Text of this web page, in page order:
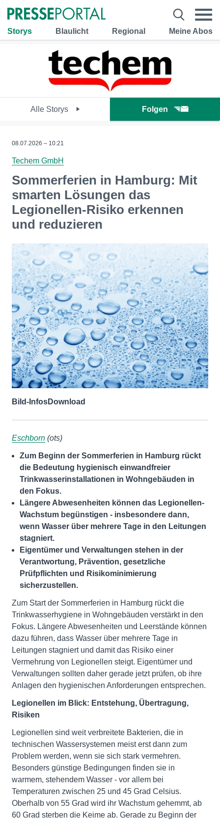
Storys Blaulicht Regional Meine Abos
Alle Storys Folgen
08.07.2026 – 10:21
Techem GmbH
Sommerferien in Hamburg: Mit
smarten Lösungen das
Legionellen-Risiko erkennen
und reduzieren
Bild-InfosDownload
Eschborn (ots)
Zum Beginn der Sommerferien in Hamburg rückt
die Bedeutung hygienisch einwandfreier
Trinkwasserinstallationen in Wohngebäuden in
den Fokus.
Längere Abwesenheiten können das Legionellen-
Wachstum begünstigen - insbesondere dann,
wenn Wasser über mehrere Tage in den Leitungen
stagniert.
Eigentümer und Verwaltungen stehen in der
Verantwortung, Prävention, gesetzliche
Prüfpflichten und Risikominimierung
sicherzustellen.
Zum Start der Sommerferien in Hamburg rückt die
Trinkwasserhygiene in Wohngebäuden verstärkt in den
Fokus. Längere Abwesenheiten und Leerstände können
dazu führen, dass Wasser über mehrere Tage in
Leitungen stagniert und damit das Risiko einer
Vermehrung von Legionellen steigt. Eigentümer und
Verwaltungen sollten daher gerade jetzt prüfen, ob ihre
Anlagen den hygienischen Anforderungen entsprechen.
Legionellen im Blick: Entstehung, Übertragung,
Risiken
Legionellen sind weit verbreitete Bakterien, die in
technischen Wassersystemen meist erst dann zum
Problem werden, wenn sie sich stark vermehren.
Besonders günstige Bedingungen finden sie in
warmem, stehendem Wasser - vor allem bei
Temperaturen zwischen 25 und 45 Grad Celsius.
Oberhalb von 55 Grad wird ihr Wachstum gehemmt, ab
60 Grad sterben die Keime ab. Gerade zu Beginn der